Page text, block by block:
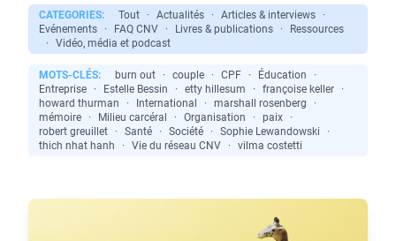
CATEGORIES: Tout · Actualités · Articles & interviews
·
Evénements
· FAQ CNV · Livres & publications ·
Ressources
·
Vidéo, média et podcast
MOTS-CLÉS: burn out · couple · CPF · Éducation
·
Entreprise
· Estelle Bessin · etty hillesum · françoise keller
·
howard thurman
· International · marshall rosenberg
·
mémoire
· Milieu carcéral · Organisation · paix
·
robert greuillet
· Santé · Société · Sophie Lewandowski
·
thich nhat hanh
· Vie du réseau CNV · vilma costetti